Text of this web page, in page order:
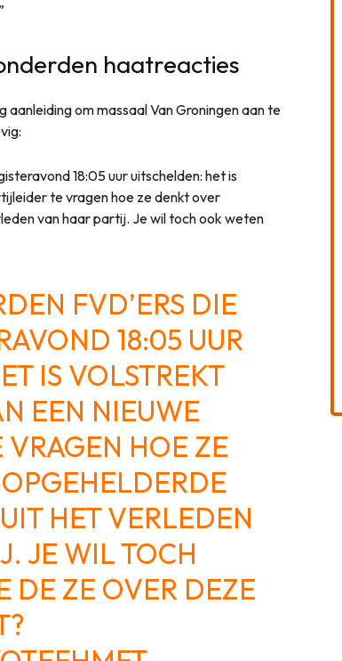
haatreacties
om massaal Van Groningen aan te
18:05 uur uitschelden: het is
te vragen hoe ze denkt over
van haar partij. Je wil toch ook weten
FVD’ERS DIE
18:05 UUR
IS VOLSTREKT
EEN NIEUWE
VRAGEN HOE ZE
HET VERLEDEN
JE WIL TOCH
DE ZE OVER DEZE